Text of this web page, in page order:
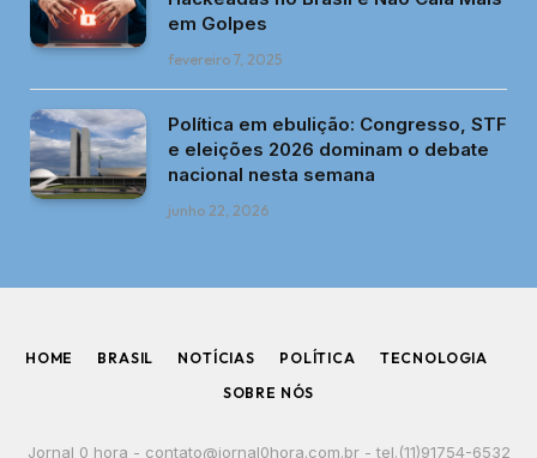
em Golpes
fevereiro 7, 2025
Política em ebulição: Congresso, STF
e eleições 2026 dominam o debate
nacional nesta semana
junho 22, 2026
HOME BRASIL NOTÍCIAS POLÍTICA
TECNOLOGIA
SOBRE NÓS
Jornal 0 hora - contato@jornal0hora.com.br- tel.(11)91754-6532